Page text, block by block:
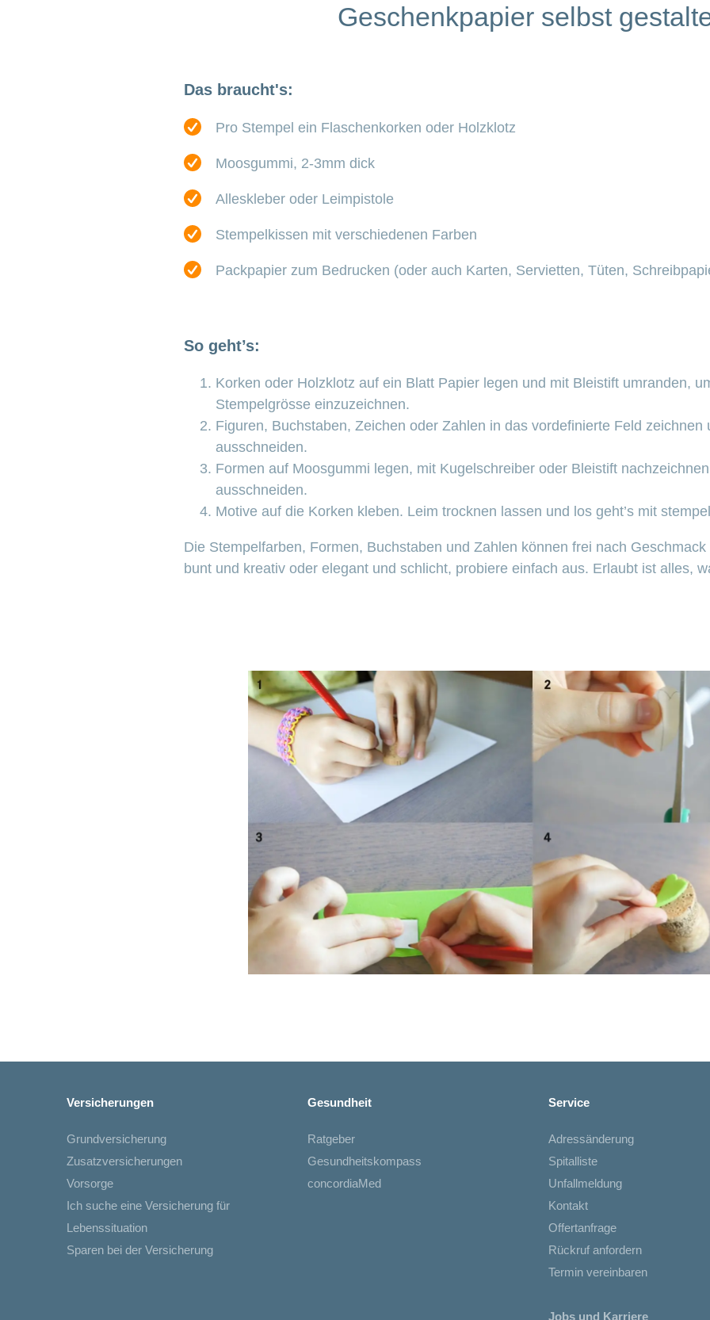
Geschenkpapier selbst
Das braucht's:
Pro Stempel ein Flaschenkorken oder Holzklotz
Moosgummi, 2-3mm dick
Alleskleber oder Leimpistole
Stempelkissen mit verschiedenen Farben
Packpapier zum Bedrucken (oder auch Karten, Servietten, Tüten,
So geht’s:
Korken oder Holzklotz auf ein Blatt Papier legen und mit Bleistift umranden,
Stempelgrösse einzuzeichnen.
Figuren, Buchstaben, Zeichen oder Zahlen in das vordefinierte Feld zeichnen
ausschneiden.
Formen auf Moosgummi legen, mit Kugelschreiber oder Bleistift
ausschneiden.
Motive auf die Korken kleben. Leim trocknen lassen und los geht’s mit
Die Stempelfarben, Formen, Buchstaben und Zahlen können frei nach
bunt und kreativ oder elegant und schlicht, probiere einfach aus. Erlaubt ist alles,
Versicherungen
Grundversicherung
Zusatzversicherungen
Vorsorge
Ich suche eine Versicherung für
Lebenssituation
Sparen bei der Versicherung
Gesundheit
Ratgeber
Gesundheitskompass
concordiaMed
Service
Adressänderung
Spitalliste
Unfallmeldung
Kontakt
Offertanfrage
Rückruf anfordern
Termin vereinbaren
Jobs und Karriere